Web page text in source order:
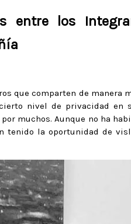
entre los
que comparten de manera
nivel de privacidad en
muchos. Aunque no ha
tenido la oportunidad de